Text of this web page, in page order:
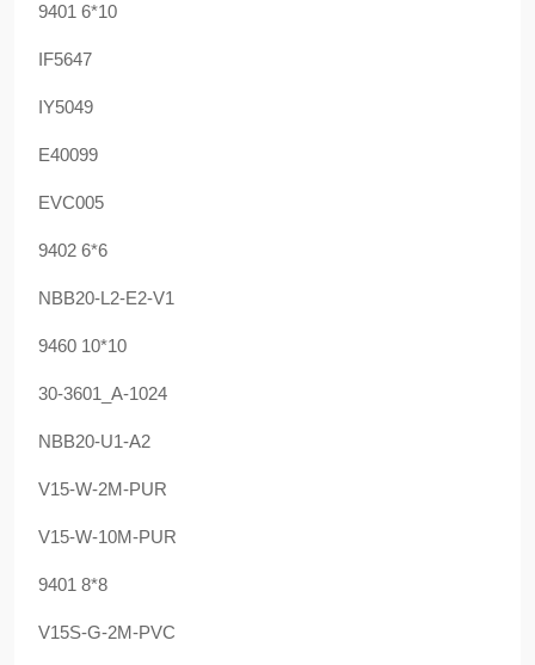
9401 6*10
IF5647
IY5049
E40099
EVC005
9402 6*6
NBB20-L2-E2-V1
9460 10*10
30-3601_A-1024
NBB20-U1-A2
V15-W-2M-PUR
V15-W-10M-PUR
9401 8*8
V15S-G-2M-PVC